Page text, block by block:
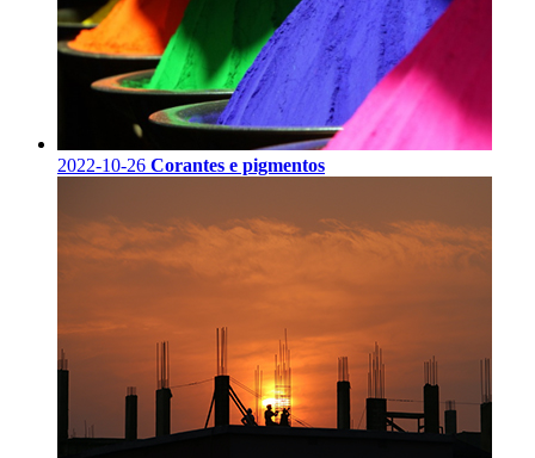
2022-10-26 Corantes e pigmentos